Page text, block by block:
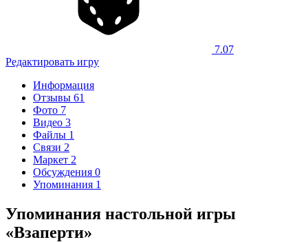
7.07
Редактировать игру
Информация
Отзывы 61
Фото 7
Видео 3
Файлы 1
Связи 2
Маркет 2
Обсуждения 0
Упоминания 1
Упоминания настольной игры
«Взаперти»